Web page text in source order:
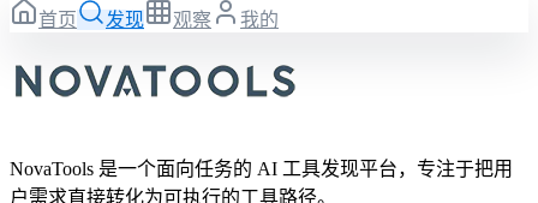
首页 发现 观察 我的
NovaTools 是一个面向任务的 AI 工具发现平台，专注于把用
户需求直接转化为可执行的工具路径。